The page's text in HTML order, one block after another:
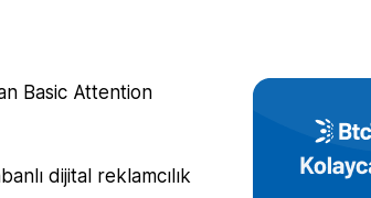
Basic Attention
dijital reklamcılık